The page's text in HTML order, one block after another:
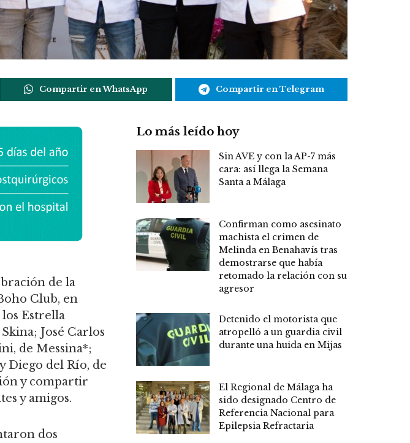
Compartir en WhatsApp Compartir en Telegram
de la
Club, en
Estrella
José Carlos
de Messina*;
Diego del Río, de
y compartir
y amigos.
dos
Lo más leído hoy
Sin AVE y con la AP-7 más
cara: así llega la Semana
Santa a Málaga
Confirman como asesinato
machista el crimen de
Melinda en Benahavís tras
demostrarse que había
retomado la relación con su
agresor
Detenido el motorista que
atropelló a un guardia civil
durante una huida en Mijas
El Regional de Málaga ha
sido designado Centro de
Referencia Nacional para
Epilepsia Refractaria